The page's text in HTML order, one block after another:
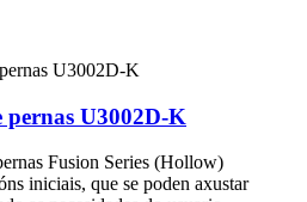
pernas U3002D-K
Fusion Series (Hollow)
iniciais, que se poden axustar